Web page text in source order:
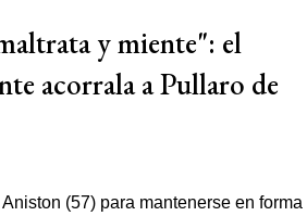
y miente": el
acorrala a Pullaro de